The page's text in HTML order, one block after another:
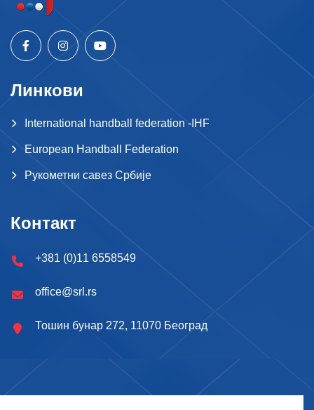
Линкови
International handball federation -IHF
European Handball Federation
Рукометни савез Србије
Контакт
+381 (0)11 6558549
office@srl.rs
Тошин бунар 272, 11070 Београд